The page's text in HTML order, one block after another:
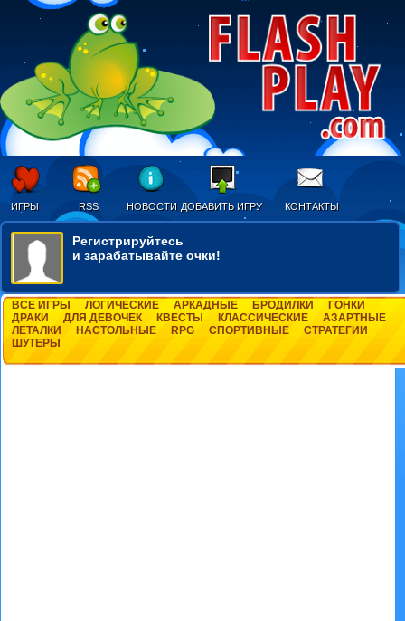
ИГРЫ RSS НОВОСТИ ДОБАВИТЬ ИГРУ КОНТАКТЫ
Регистрируйтесь
и зарабатывайте очки!
ВСЕ ИГРЫ ЛОГИЧЕСКИЕ АРКАДНЫЕ БРОДИЛКИ
ГОНКИ
ДРАКИ
ДЛЯ ДЕВОЧЕК КВЕСТЫ КЛАССИЧЕСКИЕ
АЗАРТНЫЕ
ЛЕТАЛКИ
НАСТОЛЬНЫЕ RPG СПОРТИВНЫЕ
СТРАТЕГИИ
ШУТЕРЫ